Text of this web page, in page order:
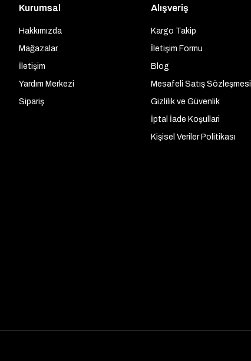
Kurumsal
Hakkımızda
Mağazalar
İletişim
Yardım Merkezi
Sipariş
Alışveriş
Kargo Takip
İletişim Formu
Blog
Mesafeli Satış Sözleşmesi
Gizlilik ve Güvenlik
İptal İade Koşullari
Kişisel Veriler Politikası